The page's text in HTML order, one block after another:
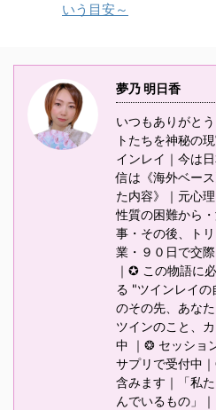
いう目安～
夢乃 明日香
いつもありがと
トたちを神秘の
インレイ｜今は
信は《海外ベー
た内容》｜元心
性質の困難から
事・その後、ト
業・９０日で交
｜✪ この物語に
る "ツインレイ
のその先、あな
ツインのこと、
中 ｜❂ セッショ
サプリで受付中
含みます｜「私
んでいるもの」